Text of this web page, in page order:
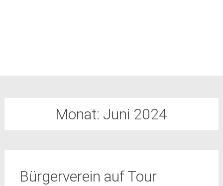
Monat: Juni 2024
Bürgerverein auf Tour